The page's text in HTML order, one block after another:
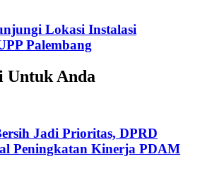
Lokasi Instalasi
Palembang
Untuk Anda
Jadi Prioritas, DPRD
Peningkatan Kinerja PDAM